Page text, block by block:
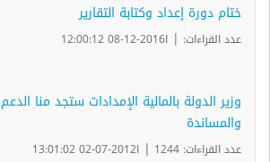
ختام دورة إعداد وكتابة التقارير
عدد القراءات: | ا2016-12-08 12:00:12
وزير الدولة بالمالية الإمدادات ستجد منا الدعم
والمساندة
عدد القراءات: 1244 | ا2012-07-02 13:01:02